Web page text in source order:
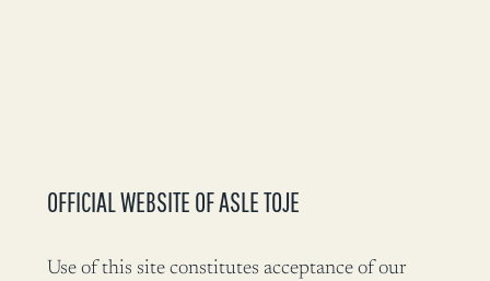
OFFICIAL WEBSITE OF ASLE TOJE
Use of this site constitutes acceptance of our